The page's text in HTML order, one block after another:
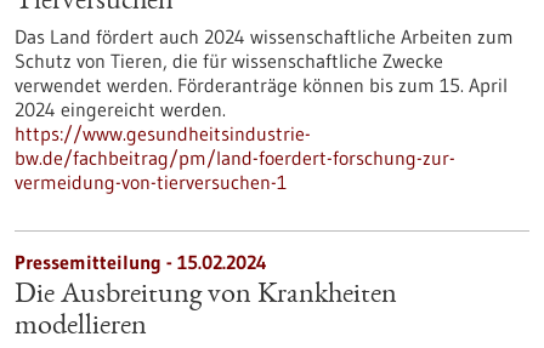
Das Land fördert auch 2024 wissenschaftliche Arbeiten zum
Schutz von Tieren, die für wissenschaftliche Zwecke
verwendet werden. Förderanträge können bis zum 15. April
2024 eingereicht werden.
https://www.gesundheitsindustrie-
bw.de/fachbeitrag/pm/land-foerdert-forschung-zur-
vermeidung-von-tierversuchen-1
Pressemitteilung - 15.02.2024
Die Ausbreitung von Krankheiten
modellieren